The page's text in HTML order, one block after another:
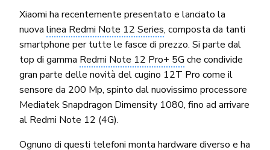
Xiaomi ha recentemente presentato e lanciato la
nuova linea Redmi Note 12 Series, composta da tanti
smartphone per tutte le fasce di prezzo. Si parte dal
top di gamma Redmi Note 12 Pro+ 5G che condivide
gran parte delle novità del cugino 12T Pro come il
sensore da 200 Mp, spinto dal nuovissimo processore
Mediatek Snapdragon Dimensity 1080, fino ad arrivare
al Redmi Note 12 (4G).
Ognuno di questi telefoni monta hardware diverso e ha